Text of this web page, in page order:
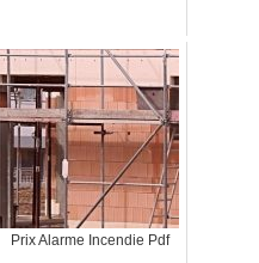
Prix Alarme Incendie Pdf